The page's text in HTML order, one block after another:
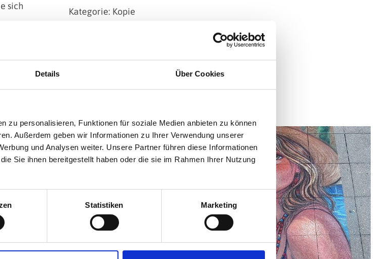
Details Über Cookies
zu personalisieren, Funktionen für soziale Medien anbieten zu können
Außerdem geben wir Informationen zu Ihrer Verwendung unserer
und Analysen weiter. Unsere Partner führen diese Informationen
Sie ihnen bereitgestellt haben oder die sie im Rahmen Ihrer Nutzung
Statistiken Marketing
sich
Kategorie: Kopie
Zaharenkos Arbeiten